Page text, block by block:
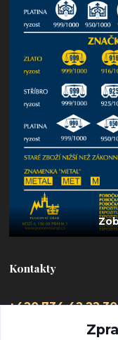
Kontakty
+420 734 42 22 30